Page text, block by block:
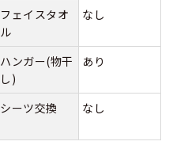
フェイスタオ
ル
なし
ハンガー(物干
し)
あり
シーツ交換 なし